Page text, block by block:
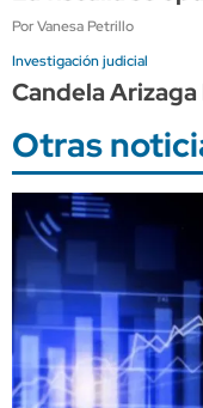
Por Vanesa Petrillo
Investigación judicial
Candela
Otras